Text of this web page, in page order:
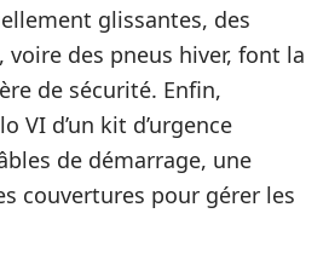
glissantes, des
des pneus hiver, font la
de sécurité. Enfin,
VI d’un kit d’urgence
de démarrage, une
couvertures pour gérer les